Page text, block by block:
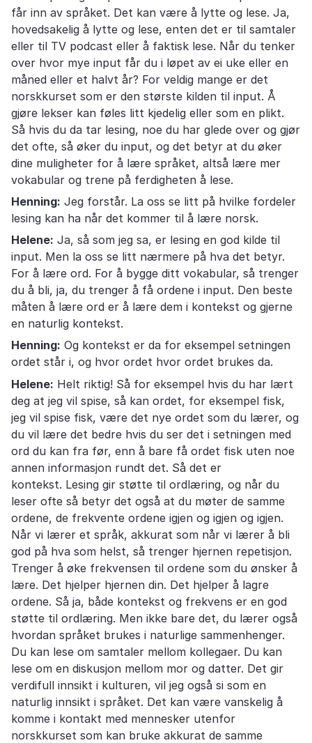
får inn av språket. Det kan være å lytte og lese. Ja,
hovedsakelig å lytte og lese, enten det er til samtaler
eller til TV podcast eller å faktisk lese. Når du tenker
over hvor mye input får du i løpet av ei uke eller en
måned eller et halvt år? For veldig mange er det
norskkurset som er den største kilden til input. Å
gjøre lekser kan føles litt kjedelig eller som en plikt.
Så hvis du da tar lesing, noe du har glede over og gjør
det ofte, så øker du input, og det betyr at du øker
dine muligheter for å lære språket, altså lære mer
vokabular og trene på ferdigheten å lese.
Henning: Jeg forstår. La oss se litt på hvilke fordeler
lesing kan ha når det kommer til å lære norsk.
Helene: Ja, så som jeg sa, er lesing en god kilde til
input. Men la oss se litt nærmere på hva det betyr.
For å lære ord. For å bygge ditt vokabular, så trenger
du å bli, ja, du trenger å få ordene i input. Den beste
måten å lære ord er å lære dem i kontekst og gjerne
en naturlig kontekst.
Henning: Og kontekst er da for eksempel setningen
ordet står i, og hvor ordet hvor ordet brukes da.
Helene: Helt riktig! Så for eksempel hvis du har lært
deg at jeg vil spise, så kan ordet, for eksempel fisk,
jeg vil spise fisk, være det nye ordet som du lærer, og
du vil lære det bedre hvis du ser det i setningen med
ord du kan fra før, enn å bare få ordet fisk uten noe
annen informasjon rundt det. Så det er
kontekst. Lesing gir støtte til ordlæring, og når du
leser ofte så betyr det også at du møter de samme
ordene, de frekvente ordene igjen og igjen og igjen.
Når vi lærer et språk, akkurat som når vi lærer å bli
god på hva som helst, så trenger hjernen repetisjon.
Trenger å øke frekvensen til ordene som du ønsker å
lære. Det hjelper hjernen din. Det hjelper å lagre
ordene. Så ja, både kontekst og frekvens er en god
støtte til ordlæring. Men ikke bare det, du lærer også
hvordan språket brukes i naturlige sammenhenger.
Du kan lese om samtaler mellom kollegaer. Du kan
lese om en diskusjon mellom mor og datter. Det gir
verdifull innsikt i kulturen, vil jeg også si som en
naturlig innsikt i språket. Det kan være vanskelig å
komme i kontakt med mennesker utenfor
norskkurset som kan bruke akkurat de samme